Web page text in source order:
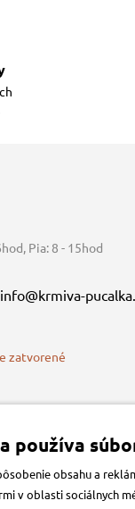
, Pia: 8 - 15hod
info@krmiva-
zatvorené
používa
obsahu a
v oblasti sociálnych